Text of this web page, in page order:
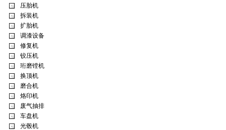
压胎机
拆装机
扩胎机
调漆设备
修复机
铰压机
珩磨镗机
换顶机
磨合机
烙印机
废气抽排
车盘机
光毂机